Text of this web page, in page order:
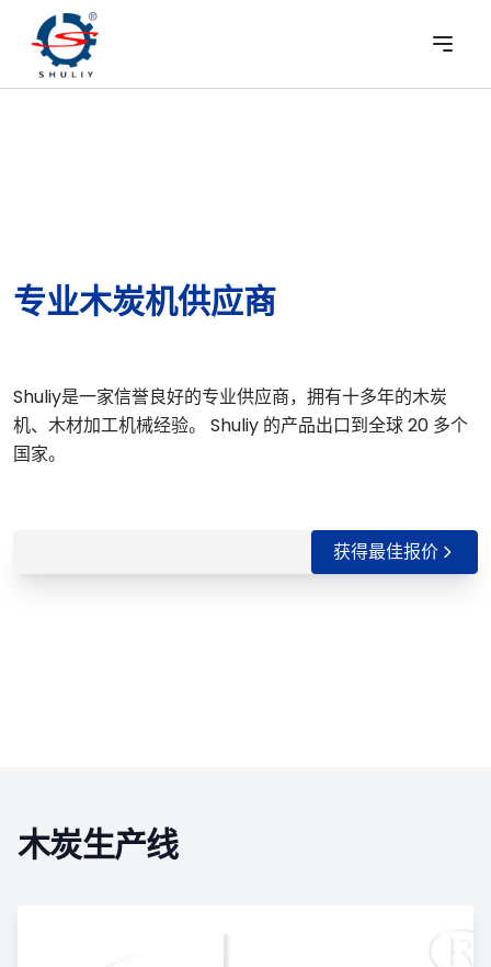
专业木炭机供应商
Shuliy是一家信誉良好的专业供应商，拥有十多年的木炭
机、木材加工机械经验。 Shuliy 的产品出口到全球 20 多个
国家。
获得最佳报价
木炭生产线